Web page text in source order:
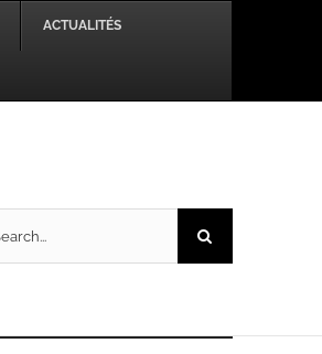
ACTUALITÉS